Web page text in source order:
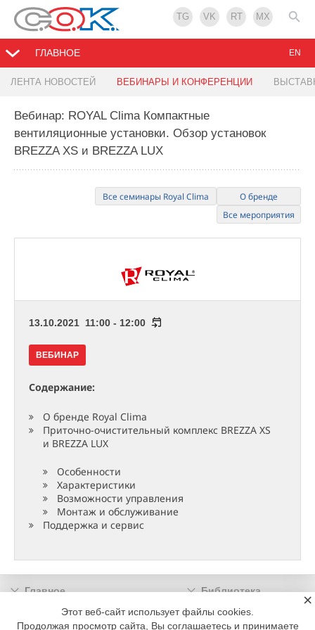
TG VK RT MX
ГЛАВНОЕ
ЛЕНТА НОВОСТЕЙ ВЕБИНАРЫ И КОНФЕРЕНЦИИ
EN
Вебинар: ROYAL Clima Компактные
вентиляционные установки. Обзор установок
BREZZA XS и BREZZA LUX
Все семинары Royal Clima
О бренде
Все мероприятия
13.10.2021 11:00 - 12:00
ВЕБИНАР
Содержание:
О бренде Royal Climа
Приточно-очистительный комплекс BREZZA XS
и BREZZA LUX
Особенности
Характеристики
Возможности управления
Монтаж и обслуживание
Поддержка и сервис
Главное
Библиотека
Подписка
Реклама
Этот веб-сайт использует файлы cookies.
Продолжая просмотр сайта, Вы соглашаетесь и принимаете
×